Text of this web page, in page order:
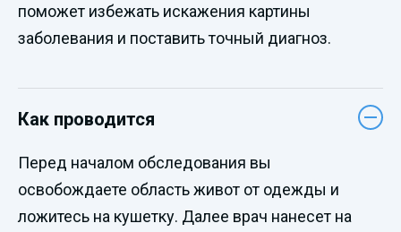
поможет избежать искажения картины
заболевания и поставить точный диагноз.
Как проводится
Перед началом обследования вы
освобождаете область живот от одежды и
ложитесь на кушетку. Далее врач нанесет на